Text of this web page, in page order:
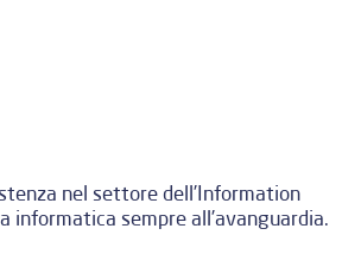
nel settore dell’Information
informatica sempre all’avanguardia.